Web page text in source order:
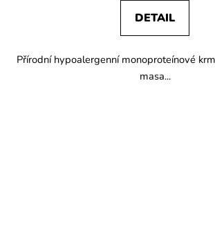
DETAIL
Přírodní hypoalergenní monoproteínové
masa...